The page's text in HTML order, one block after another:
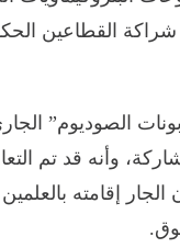
شراكة القطاعين
الصوديوم”
وأنه قد تم
إقامته